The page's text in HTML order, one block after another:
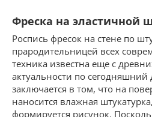
Фреска на эластичной
Роспись фресок на стене по
прародительницей всех
техника известна еще с
актуальности по сегодняшний
заключается в том, что на
наносится влажная
формируется рисунок.